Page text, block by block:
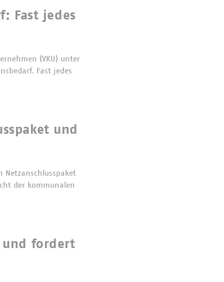
Fast jedes
(VKU) unter
Fast jedes
und
Netzanschlusspaket
der kommunalen
und fordert